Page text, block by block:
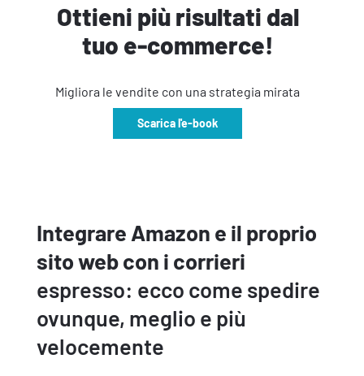
Ottieni più risultati dal
tuo e-commerce!
Migliora le vendite con una strategia mirata
Scarica l'e-book
Integrare Amazon e il proprio
sito web con i corrieri
espresso: ecco come spedire
ovunque, meglio e più
velocemente